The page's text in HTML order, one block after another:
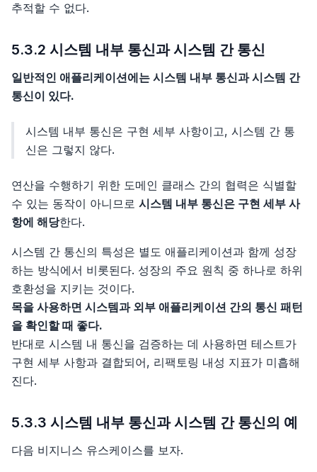
추적할 수 없다.
5.3.2 시스템 내부 통신과 시스템 간 통신
일반적인 애플리케이션에는 시스템 내부 통신과 시스템 간
통신이 있다.
시스템 내부 통신은 구현 세부 사항이고, 시스템 간 통
신은 그렇지 않다.
연산을 수행하기 위한 도메인 클래스 간의 협력은 식별할
수 있는 동작이 아니므로 시스템 내부 통신은 구현 세부 사
항에 해당한다.
시스템 간 통신의 특성은 별도 애플리케이션과 함께 성장
하는 방식에서 비롯된다. 성장의 주요 원칙 중 하나로 하위
호환성을 지키는 것이다.
목을 사용하면 시스템과 외부 애플리케이션 간의 통신 패턴
을 확인할 때 좋다.
반대로 시스템 내 통신을 검증하는 데 사용하면 테스트가
구현 세부 사항과 결합되어, 리팩토링 내성 지표가 미흡해
진다.
5.3.3 시스템 내부 통신과 시스템 간 통신의 예
다음 비지니스 유스케이스를 보자.